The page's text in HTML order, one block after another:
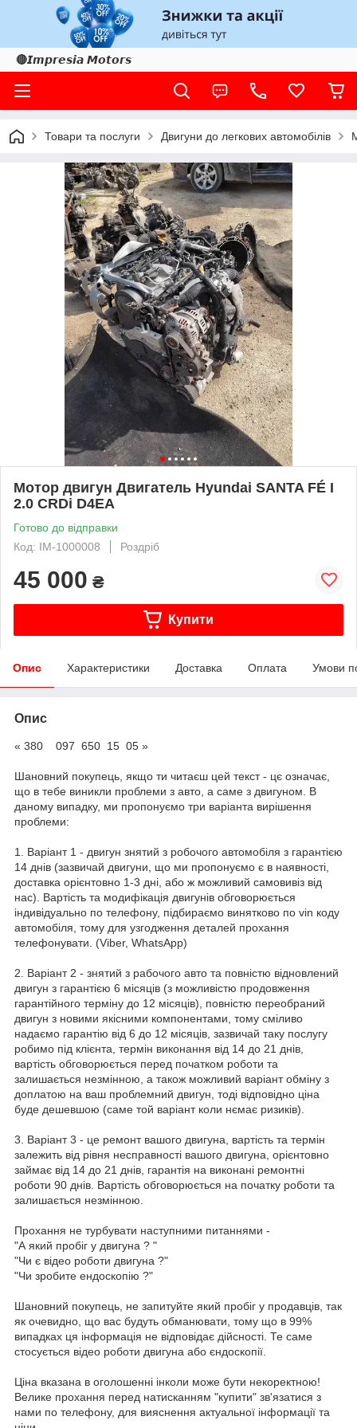
🔴𝙄𝙢𝙥𝙧𝙚𝙨𝙞𝙖 𝙈𝙤𝙩𝙤𝙧𝙨
Товари та послуги Двигуни до легкових автомобілів
Мотор двигун Двигатель Hyundai SANTA FÉ I
2.0 CRDi D4EA
Готово до відправки
Код: IM-1000008
Роздріб
45 000 ₴
Купити
Опис Характеристики Доставка Оплата Умови
Опис
« 380 097 650 15 05 »
Шановний покупець, якщо ти читаєш цей текст - цє означає,
що в тебе виникли проблеми з авто, а саме з двигуном. В
даному випадку, ми пропонуємо три варіанта вирішення
проблеми:
1. Варіант 1 - двигун знятий з робочого автомобіля з гарантією
14 днів (зазвичай двигуни, що ми пропонуємо є в наявності,
доставка орієнтовно 1-3 дні, або ж можливий самовивіз від
нас). Вартість та модифікація двигунів обговорюється
індивідуально по телефону, підбираємо винятково по vin коду
автомобіля, тому для узгодження деталей прохання
телефонувати. (Viber, WhatsApp)
2. Варіант 2 - знятий з рабочого авто та повністю відновлений
двигун з гарантією 6 місяців (з можливістю продовження
гарантійного терміну до 12 місяців), повністю переобраний
двигун з новими якісними компонентами, тому сміливо
надаємо гарантію від 6 до 12 місяців, зазвичай таку послугу
робимо під клієнта, термін виконання від 14 до 21 днів,
вартість обговорюється перед початком роботи та
залишається незмінною, а також можливий варіант обміну з
доплатою на ваш проблемний двигун, тоді відповідно ціна
буде дешевшою (саме той варіант коли нємає ризиків).
3. Варіант 3 - це ремонт вашого двигуна, вартість та термін
залежить від рівня несправності вашого двигуна, орієнтовно
займає від 14 до 21 днів, гарантія на виконані ремонтні
роботи 90 днів. Вартість обговорюється на початку роботи та
залишається незмінною.
Прохання не турбувати наступними питаннями -
"А який пробіг у двигуна ? "
"Чи є відео роботи двигуна ?"
"Чи зробите ендоскопію ?"
Шановний покупець, не запитуйте який пробіг у продавців, так
як очевидно, що вас будуть обманювати, тому що в 99%
випадках ця інформація не відповідає дійсності. Те саме
стосується відео роботи двигуна або єндоскопії.
Ціна вказана в оголошенні інколи може бути некоректною!
Велике прохання перед натисканням "купити" зв'язатися з
нами по телефону, для вияснення актуальної інформації та